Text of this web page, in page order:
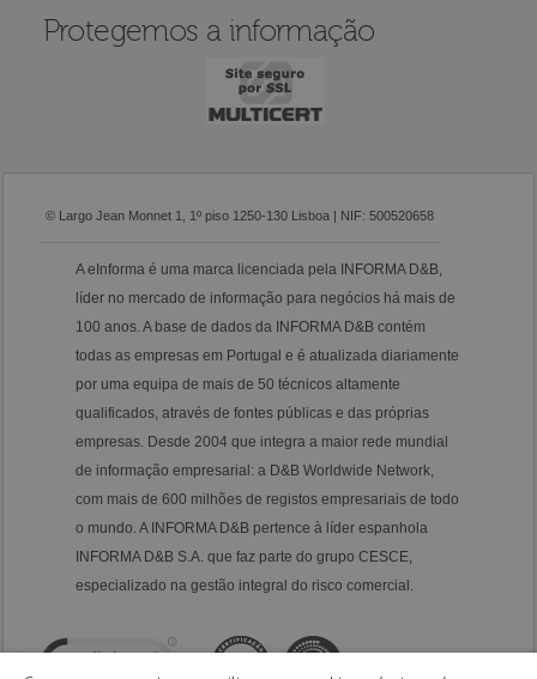
Protegemos a informação
© Largo Jean Monnet 1, 1º piso 1250-130 Lisboa | NIF: 500520658
A eInforma é uma marca licenciada pela INFORMA D&B,
líder no mercado de informação para negócios há mais de
100 anos. A base de dados da INFORMA D&B contém
todas as empresas em Portugal e é atualizada diariamente
por uma equipa de mais de 50 técnicos altamente
qualificados, através de fontes públicas e das próprias
empresas. Desde 2004 que integra a maior rede mundial
de informação empresarial: a D&B Worldwide Network,
com mais de 600 milhões de registos empresariais de todo
o mundo. A INFORMA D&B pertence à líder espanhola
INFORMA D&B S.A. que faz parte do grupo CESCE,
especializado na gestão integral do risco comercial.